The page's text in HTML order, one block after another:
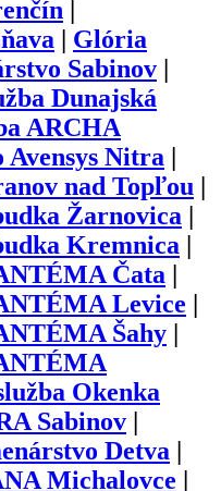
Glória
Sabinov
Dunajská
ARCHA
Avensys Nitra
nad Topľou
Žarnovica
Kremnica
Čata
Levice
Šahy
Okenka
Sabinov
Detva
Michalovce